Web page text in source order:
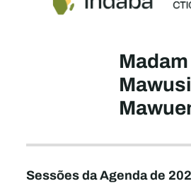
Mawusi
Sessões da Agenda de